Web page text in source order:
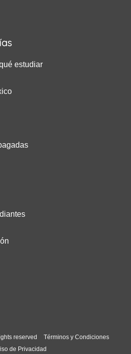
estudiar
reserved
Términos y Condiciones
de Privacidad